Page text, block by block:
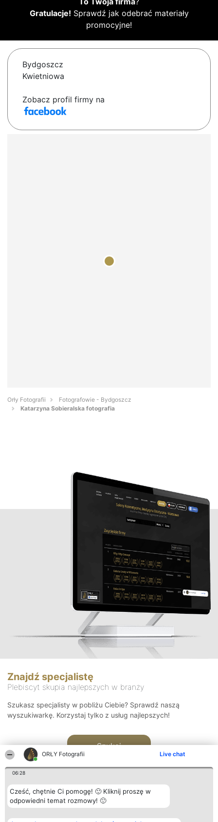
ORŁY Fotografii Live chat
06:28
Cześć, chętnie Ci pomogę! 🙂 Kliknij proszę w
odpowiedni temat rozmowy! 🙂
Gratulacje! Sprawdź jak odebrać materiały
promocyjne!
Bydgoszcz
Kwietniowa
Zobacz profil firmy na
Orły Fotografii
Fotografowie - Bydgoszcz
Katarzyna Sobieralska fotografia
Znajdź specjalistę
Plebiscyt skupia najlepszych w branży
Szukasz specjalisty w pobliżu Ciebie? Sprawdź naszą
wyszukiwarkę. Korzystaj tylko z usług najlepszych!
Szukaj
Organizator plebiscytu Plebiscyt Kontakt